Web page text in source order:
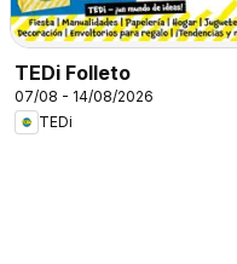
TEDi Folleto
07/08 - 14/08/2026
TEDi